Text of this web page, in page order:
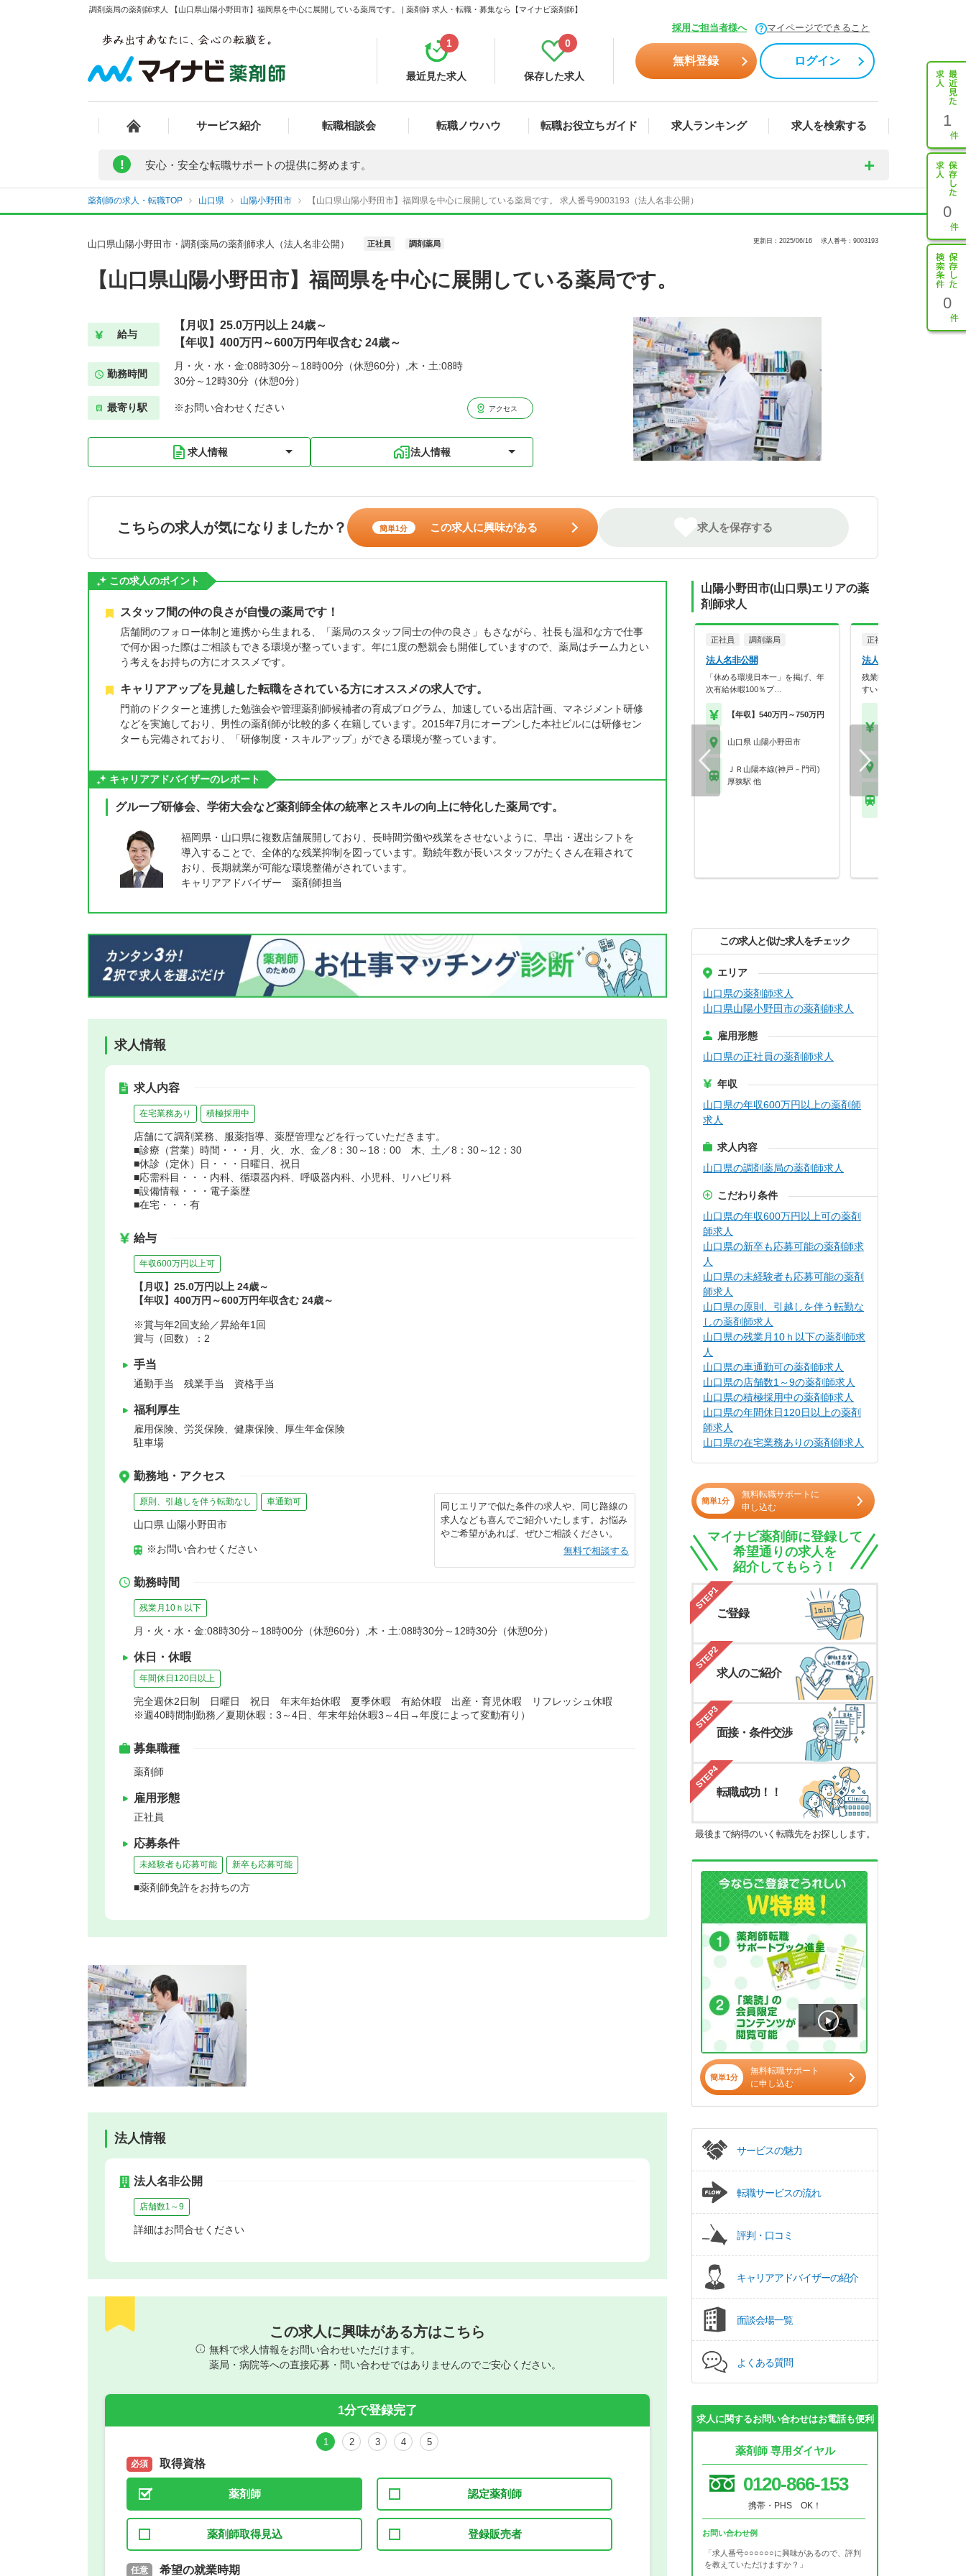
調剤薬局の薬剤師求人 【山口県山陽小野田市】福岡県を中心に展開している薬局です。 | 薬剤師 求人・転職・募集なら【マイナビ薬剤師】
採用ご担当者様へ マイページでできること
最近見た求人
1
保存した求人
0
無料登録 ログイン
サービス紹介 転職相談会 転職ノウハウ 転職お役立ちガイド 求人ランキング 求人を検索する 1
0
0
! 安心・安全な転職サポートの提供に努めます。
薬剤師の求人・転職TOP 山口県 山陽小野田市 【山口県山陽小野田市】福岡県を中心に展開している薬局です。 求人番号9003193（法人名非公開）
山口県山陽小野田市・調剤薬局の薬剤師求人（法人名非公開） 正社員 調剤薬局 更新日：2025/06/16 求人番号：9003193
【山口県山陽小野田市】福岡県を中心に展開している薬局です。
給与
【月収】25.0万円以上 24歳～
【年収】400万円～600万円年収含む 24歳～
勤務時間
月・火・水・金:08時30分～18時00分（休憩60分）,木・土:08時
30分～12時30分（休憩0分）
最寄り駅 ※お問い合わせください アクセス
求人情報 法人情報
こちらの求人が気になりましたか？ 簡単1分 この求人に興味がある 求人を保存する
この求人のポイント
スタッフ間の仲の良さが自慢の薬局です！
店舗間のフォロー体制と連携から生まれる、「薬局のスタッフ同士の仲の良さ」もさながら、社長も温和な方で仕事
で何か困った際はご相談もできる環境が整っています。年に1度の懇親会も開催していますので、薬局はチーム力とい
う考えをお持ちの方にオススメです。
キャリアアップを見越した転職をされている方にオススメの求人です。
門前のドクターと連携した勉強会や管理薬剤師候補者の育成プログラム、加速している出店計画、マネジメント研修
などを実施しており、男性の薬剤師が比較的多く在籍しています。2015年7月にオープンした本社ビルには研修セン
ターも完備されており、「研修制度・スキルアップ」ができる環境が整っています。
キャリアアドバイザーのレポート
グループ研修会、学術大会など薬剤師全体の統率とスキルの向上に特化した薬局です。
福岡県・山口県に複数店舗展開しており、長時間労働や残業をさせないように、早出・遅出シフトを
導入することで、全体的な残業抑制を図っています。勤続年数が長いスタッフがたくさん在籍されて
おり、長期就業が可能な環境整備がされています。
キャリアアドバイザー 薬剤師担当
求人情報
求人内容
在宅業務あり 積極採用中
店舗にて調剤業務、服薬指導、薬歴管理などを行っていただきます。
■診療（営業）時間・・・月、火、水、金／8：30～18：00 木、土／8：30～12：30
■休診（定休）日・・・日曜日、祝日
■応需科目・・・内科、循環器内科、呼吸器内科、小児科、リハビリ科
■設備情報・・・電子薬歴
■在宅・・・有
給与
年収600万円以上可
【月収】25.0万円以上 24歳～
【年収】400万円～600万円年収含む 24歳～
※賞与年2回支給／昇給年1回
賞与（回数）：2
手当
通勤手当 残業手当 資格手当
福利厚生
雇用保険、労災保険、健康保険、厚生年金保険
駐車場
勤務地・アクセス
原則、引越しを伴う転勤なし 車通勤可
山口県 山陽小野田市
※お問い合わせください
同じエリアで似た条件の求人や、同じ路線の
求人なども喜んでご紹介いたします。お悩み
やご希望があれば、ぜひご相談ください。
無料で相談する
勤務時間
残業月10ｈ以下
月・火・水・金:08時30分～18時00分（休憩60分）,木・土:08時30分～12時30分（休憩0分）
休日・休暇
年間休日120日以上
完全週休2日制 日曜日 祝日 年末年始休暇 夏季休暇 有給休暇 出産・育児休暇 リフレッシュ休暇
※週40時間制勤務／夏期休暇：3～4日、年末年始休暇3～4日→年度によって変動有り）
募集職種
薬剤師
雇用形態
正社員
応募条件
未経験者も応募可能 新卒も応募可能
■薬剤師免許をお持ちの方
法人情報
法人名非公開
店舗数1～9
詳細はお問合せください
この求人に興味がある方はこちら
無料で求人情報をお問い合わせいただけます。
薬局・病院等への直接応募・問い合わせではありませんのでご安心ください。
1分で登録完了
1 2 3 4 5
必須 取得資格
薬剤師 認定薬剤師
薬剤師取得見込 登録販売者
必須 取得予定年
任意 希望の就業時期
希望の働き方
正社員
パート(週4日～5日)
山陽小野田市(山口県)エリアの薬
剤師求人
正社員 調剤薬局
法人名非公開
「休める環境日本一」を掲げ、年
次有給休暇100％プ…
【年収】540万円～750万円
山口県 山陽小野田市
ＪＲ山陽本線(神戸－門司)
厚狭駅 他
正社員
法人名非公開
残業時間が月10時間未満！
すい会社です
この求人と似た求人をチェック
エリア
山口県の薬剤師求人
山口県山陽小野田市の薬剤師求人
雇用形態
山口県の正社員の薬剤師求人
年収
山口県の年収600万円以上の薬剤師
求人
求人内容
山口県の調剤薬局の薬剤師求人
こだわり条件
山口県の年収600万円以上可の薬剤
師求人
山口県の新卒も応募可能の薬剤師求
人
山口県の未経験者も応募可能の薬剤
師求人
山口県の原則、引越しを伴う転勤な
しの薬剤師求人
山口県の残業月10ｈ以下の薬剤師求
人
山口県の車通勤可の薬剤師求人
山口県の店舗数1～9の薬剤師求人
山口県の積極採用中の薬剤師求人
山口県の年間休日120日以上の薬剤
師求人
山口県の在宅業務ありの薬剤師求人
簡単1分
無料転職サポートに
申し込む
マイナビ薬剤師に登録して
希望通りの求人を
紹介してもらう！
STEP1
ご登録
STEP2
求人のご紹介
STEP3
面接・条件交渉
STEP4
転職成功！！
最後まで納得のいく転職先をお探しします。
簡単1分
無料転職サポート
に申し込む
サービスの魅力
転職サービスの流れ
評判・口コミ
キャリアアドバイザーの紹介
面談会場一覧
よくある質問
求人に関するお問い合わせはお電話も便利
薬剤師 専用ダイヤル
0120-866-153
携帯・PHS OK！
お問い合わせ例
「求人番号○○○○○○に興味があるので、評判
を教えていただけますか？」